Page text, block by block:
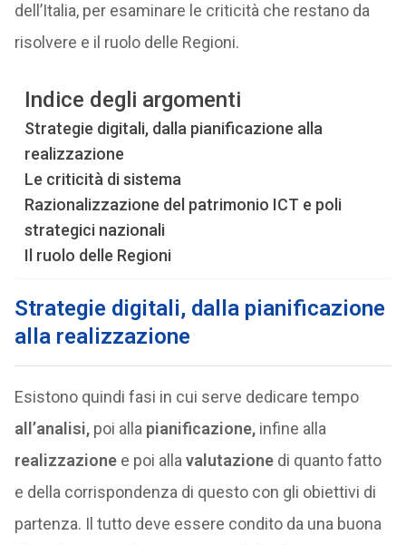
dell’Italia, per esaminare le criticità che restano da
risolvere e il ruolo delle Regioni.
Indice degli argomenti
Strategie digitali, dalla pianificazione alla
realizzazione
Le criticità di sistema
Razionalizzazione del patrimonio ICT e poli
strategici nazionali
Il ruolo delle Regioni
Strategie digitali, dalla pianificazione
alla realizzazione
Esistono quindi fasi in cui serve dedicare tempo
all’analisi,poi alla pianificazione,infine alla
realizzazionee poi alla valutazionedi quanto fatto
e della corrispondenza di questo con gli obiettivi di
partenza. Il tutto deve essere condito da una buona